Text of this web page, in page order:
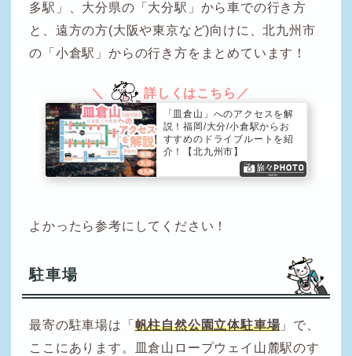
多駅」、大分県の「大分駅」から車での行き方
と、遠方の方(大阪や東京など)向けに、北九州市
の「小倉駅」からの行き方をまとめています！
「皿倉山」へのアクセスを解
説！福岡/大分/小倉駅からお
すすめのドライブルートを紹
介！【北九州市】
よかったら参考にしてください！
駐車場
最寄の駐車場は「 帆柱自然公園立体駐車場 」で、
ここにあります。皿倉山ロープウェイ山麓駅のす